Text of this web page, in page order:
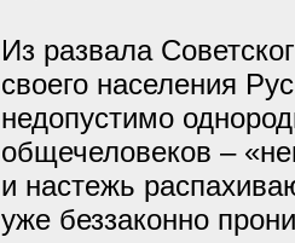
Из развала
своего населения
недопустимо
общечеловеков –
и настежь
уже беззаконно